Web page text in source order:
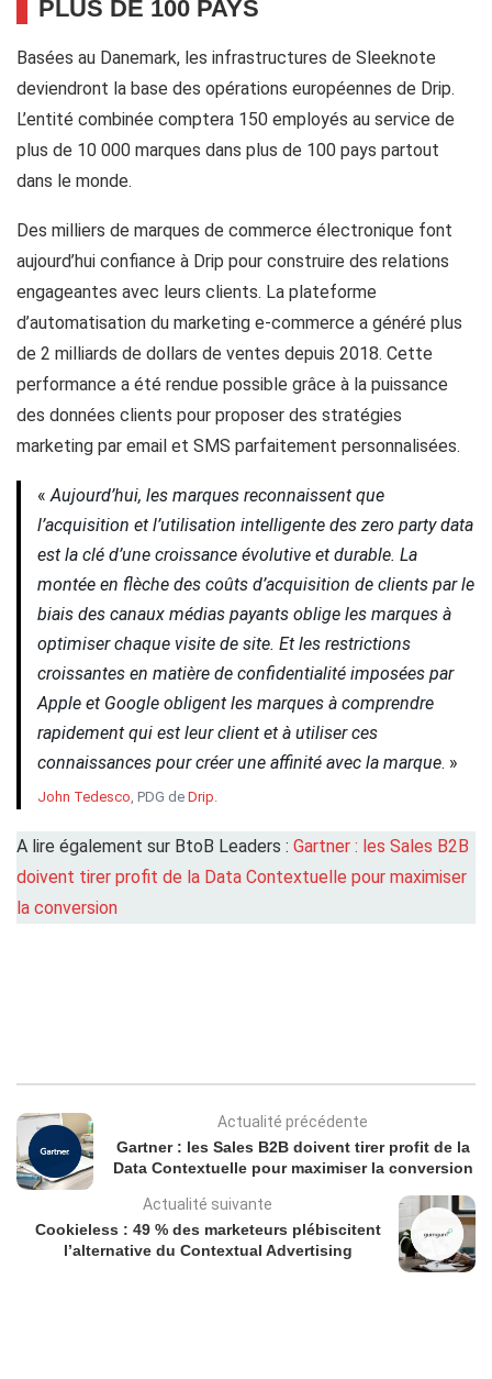
PLUS DE 100 PAYS
Basées au Danemark, les infrastructures de Sleeknote
deviendront la base des opérations européennes de Drip.
L’entité combinée comptera 150 employés au service de
plus de 10 000 marques dans plus de 100 pays partout
dans le monde.
Des milliers de marques de commerce électronique font
aujourd’hui confiance à Drip pour construire des relations
engageantes avec leurs clients. La plateforme
d’automatisation du marketing e-commerce a généré plus
de 2 milliards de dollars de ventes depuis 2018. Cette
performance a été rendue possible grâce à la puissance
des données clients pour proposer des stratégies
marketing par email et SMS parfaitement personnalisées.
«Aujourd’hui, les marques reconnaissent que
l’acquisition et l’utilisation intelligente des zero party data
est la clé d’une croissance évolutive et durable. La
montée en flèche des coûts d’acquisition de clients par le
biais des canaux médias payants oblige les marques à
optimiser chaque visite de site. Et les restrictions
croissantes en matière de confidentialité imposées par
Apple et Google obligent les marques à comprendre
rapidement qui est leur client et à utiliser ces
connaissances pour créer une affinité avec la marque. »
John Tedesco, PDG de Drip.
A lire également sur BtoB Leaders : Gartner : les Sales B2B
doivent tirer profit de la Data Contextuelle pour maximiser
la conversion
Actualité précédente
Gartner : les Sales B2B doivent tirer profit de la
Data Contextuelle pour maximiser la conversion
Actualité suivante
Cookieless : 49 % des marketeurs plébiscitent
l’alternative du Contextual Advertising